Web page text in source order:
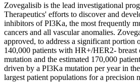
Zovegalisib is the lead investigational
Therapeutics' efforts to discover and
inhibitors of PI3Ka, the most frequently
cancers and all vascular anomalies.
approved, to address a significant portion
140,000 patients with HR+/HER2- breast
mutation and the estimated 170,000
driven by a PI3Ka mutation per year in
largest patient populations for a precision